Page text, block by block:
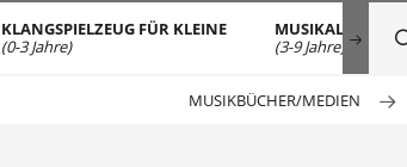
KLANGSPIELZEUG FÜR KLEINE
(0-3 Jahre)
MUSIKALISCHE
(3-9 Jahre)
MUSIKBÜCHER/MEDIEN